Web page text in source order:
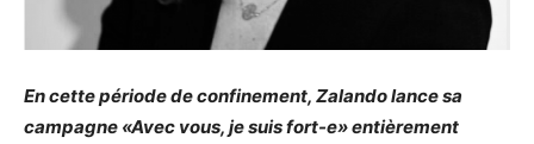
En cette période de confinement, Zalando lance sa
campagne «Avec vous, je suis fort-e» entièrement